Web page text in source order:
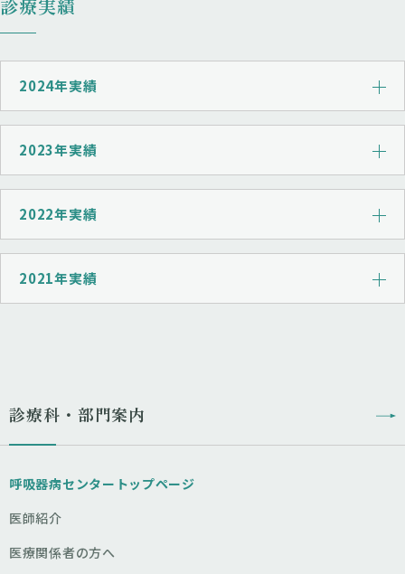
診療実績
2024年実績
2023年実績
2022年実績
2021年実績
診療科・部門案内
呼吸器病センタートップページ
医師紹介
医療関係者の方へ